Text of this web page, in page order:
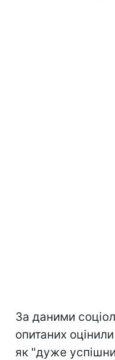
За даними
опитаних
як "дуже